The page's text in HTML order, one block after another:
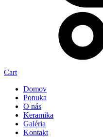
Cart
Domov
Ponuka
O nás
Keramika
Galéria
Kontakt